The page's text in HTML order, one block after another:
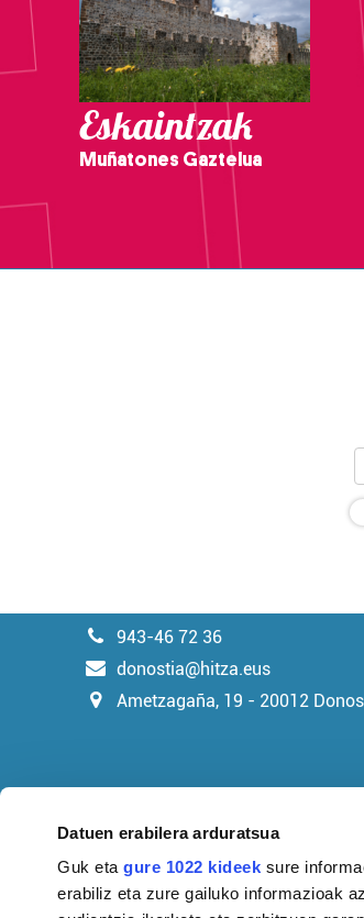
Datuen erabilera arduratsua
Guk etagure 1022 kideek sure
erabiliz eta zure gailuko informazioak
Eskaintzak
Muñatones Gaztelua
943-46 72 36
donostia@hitza.eus
Ametzagaña, 19 - 20012